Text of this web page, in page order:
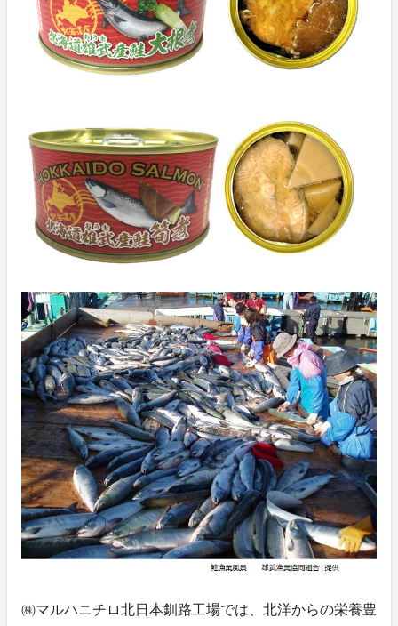
㈱マルハニチロ北日本釧路工場では、北洋からの栄養豊